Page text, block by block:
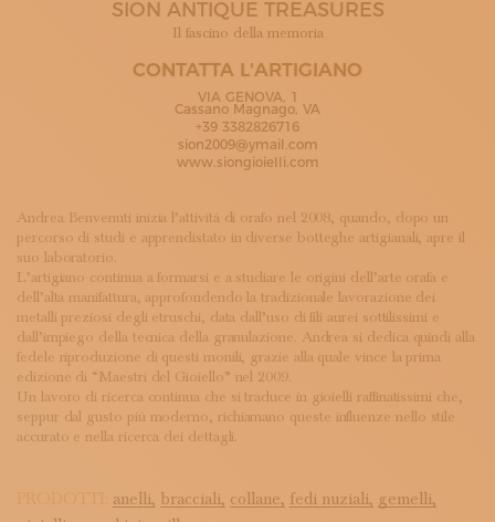
ISCRIVITI ALLA NEWSLETTER
LOGIN
SION ANTIQUE TREASURES
Il fascino della memoria
CONTATTA L'ARTIGIANO
VIA GENOVA, 1
Cassano Magnago, VA
+39 3382826716
sion2009@ymail.com
www.siongioielli.com
Andrea Benvenuti inizia l’attività di orafo nel 2008, quando, dopo un
percorso di studi e apprendistato in diverse botteghe artigianali, apre il
suo laboratorio.
L’artigiano continua a formarsi e a studiare le origini dell’arte orafa e
dell’alta manifattura, approfondendo la tradizionale lavorazione dei
metalli preziosi degli etruschi, data dall’uso di fili aurei sottilissimi e
dall’impiego della tecnica della granulazione. Andrea si dedica quindi alla
fedele riproduzione di questi monili, grazie alla quale vince la prima
edizione di “Maestri del Gioiello” nel 2009.
Un lavoro di ricerca continua che si traduce in gioielli raffinatissimi che,
seppur dal gusto più moderno, richiamano queste influenze nello stile
accurato e nella ricerca dei dettagli.
PRODOTTI: anelli, bracciali, collane, fedi nuziali, gemelli,